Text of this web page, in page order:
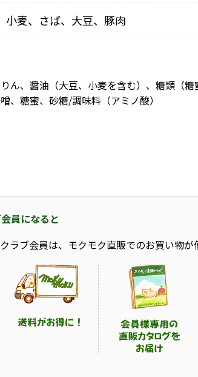
小麦、さば、大豆、豚肉
ん、醤油（大豆、小麦を含む）、糖類（
、糖蜜、砂糖/調味料（アミノ酸）
員になると
ラブ会員は、モクモク直販でのお買い物が